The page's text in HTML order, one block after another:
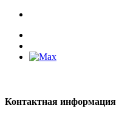
Контактная информация